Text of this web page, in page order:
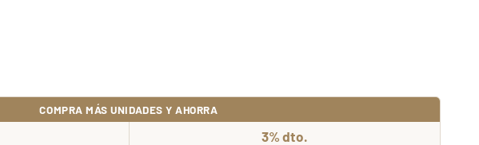
COMPRA MÁS UNIDADES Y AHORRA
3% dto.